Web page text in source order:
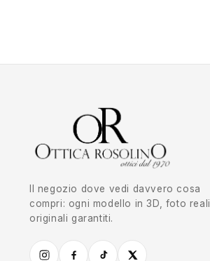
Il negozio dove vedi davvero cosa
compri: ogni modello in 3D, foto reali,
originali garantiti.